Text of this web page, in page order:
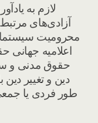
لازم به
آزادی‌های
حقوق مدنی و
دین و تغییر دین
طور فردی یا